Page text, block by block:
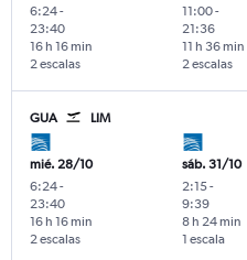
6:24-
23:40
2 escalas
16 h 16 min
11:00-
21:36
2 escalas
11 h 36 min
GUA LIM
mié. 28/10
6:24-
23:40
2 escalas
16 h 16 min
sáb. 31/10
2:15-
9:39
1 escala
8 h 24 min